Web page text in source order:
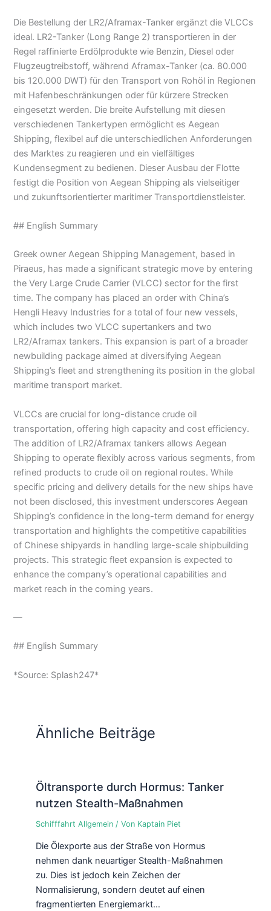
Die Bestellung der LR2/Aframax-Tanker ergänzt die VLCCs
ideal. LR2-Tanker (Long Range 2) transportieren in der
Regel raffinierte Erdölprodukte wie Benzin, Diesel oder
Flugzeugtreibstoff, während Aframax-Tanker (ca. 80.000
bis 120.000 DWT) für den Transport von Rohöl in Regionen
mit Hafenbeschränkungen oder für kürzere Strecken
eingesetzt werden. Die breite Aufstellung mit diesen
verschiedenen Tankertypen ermöglicht es Aegean
Shipping, flexibel auf die unterschiedlichen Anforderungen
des Marktes zu reagieren und ein vielfältiges
Kundensegment zu bedienen. Dieser Ausbau der Flotte
festigt die Position von Aegean Shipping als vielseitiger
und zukunftsorientierter maritimer Transportdienstleister.
## English Summary
Greek owner Aegean Shipping Management, based in
Piraeus, has made a significant strategic move by entering
the Very Large Crude Carrier (VLCC) sector for the first
time. The company has placed an order with China’s
Hengli Heavy Industries for a total of four new vessels,
which includes two VLCC supertankers and two
LR2/Aframax tankers. This expansion is part of a broader
newbuilding package aimed at diversifying Aegean
Shipping’s fleet and strengthening its position in the global
maritime transport market.
VLCCs are crucial for long-distance crude oil
transportation, offering high capacity and cost efficiency.
The addition of LR2/Aframax tankers allows Aegean
Shipping to operate flexibly across various segments, from
refined products to crude oil on regional routes. While
specific pricing and delivery details for the new ships have
not been disclosed, this investment underscores Aegean
Shipping’s confidence in the long-term demand for energy
transportation and highlights the competitive capabilities
of Chinese shipyards in handling large-scale shipbuilding
projects. This strategic fleet expansion is expected to
enhance the company’s operational capabilities and
market reach in the coming years.
—
## English Summary
*Source: Splash247*
Ähnliche Beiträge
Öltransporte durch Hormus: Tanker
nutzen Stealth-Maßnahmen
Schifffahrt Allgemein/ Von Kaptain Piet
Die Ölexporte aus der Straße von Hormus
nehmen dank neuartiger Stealth-Maßnahmen
zu. Dies ist jedoch kein Zeichen der
Normalisierung, sondern deutet auf einen
fragmentierten Energiemarkt…